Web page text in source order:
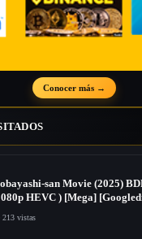
Conocer más →
san Movie (2025)
HEVC ) [Mega]
vistas